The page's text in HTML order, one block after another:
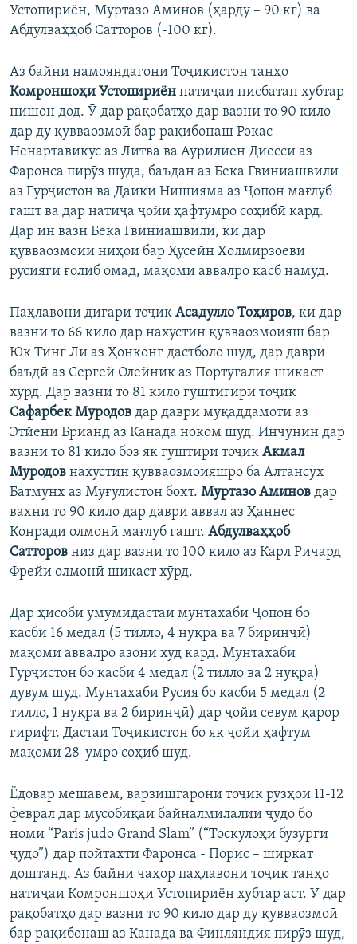
Устопириён, Муртазо Аминов (ҳарду – 90 кг) ва
Абдулваҳҳоб Сатторов (-100 кг).
Аз байни намояндагони Тоҷикистон танҳо
Комроншоҳи Устопириён натиҷаи нисбатан хубтар
нишон дод. Ӯ дар рақобатҳо дар вазни то 90 кило
дар ду қувваозмоӣ бар рақибонаш Рокас
Ненартавикус аз Литва ва Аурилиен Диесси аз
Фаронса пирӯз шуда, баъдан аз Бека Гвиниашвили
аз Гурҷистон ва Даики Нишияма аз Ҷопон мағлуб
гашт ва дар натиҷа ҷойи ҳафтумро соҳибӣ кард.
Дар ин вазн Бека Гвиниашвили, ки дар
қувваозмоии ниҳоӣ бар Ҳусейн Холмирзоеви
русиягӣ ғолиб омад, мақоми аввалро касб намуд.
Паҳлавони дигари тоҷик Асадулло Тоҳиров, ки дар
вазни то 66 кило дар нахустин қувваозмоияш бар
Юк Тинг Ли аз Ҳонконг дастболо шуд, дар даври
баъдӣ аз Сергей Олейник аз Португалия шикаст
хӯрд. Дар вазни то 81 кило гуштигири тоҷик
Сафарбек Муродов дар даври муқаддамотӣ аз
Этйени Брианд аз Канада ноком шуд. Инчунин дар
вазни то 81 кило боз як гуштири тоҷик Акмал
Муродов нахустин қувваозмоияшро ба Алтансух
Батмунх аз Муғулистон бохт. Муртазо Аминов дар
вахни то 90 кило дар даври аввал аз Ҳаннес
Конради олмонӣ мағлуб гашт. Абдулваҳҳоб
Сатторов низ дар вазни то 100 кило аз Карл Ричард
Фрейи олмонӣ шикаст хӯрд.
Дар ҳисоби умумидастаӣ мунтахаби Ҷопон бо
касби 16 медал (5 тилло, 4 нуқра ва 7 биринҷӣ)
мақоми аввалро азони худ кард. Мунтахаби
Гурҷистон бо касби 4 медал (2 тилло ва 2 нуқра)
дувум шуд. Мунтахаби Русия бо касби 5 медал (2
тилло, 1 нуқра ва 2 биринҷӣ) дар ҷойи севум қарор
гирифт. Дастаи Тоҷикистон бо як ҷойи ҳафтум
мақоми 28-умро соҳиб шуд.
Ёдовар мешавем, варзишгарони тоҷик рӯзҳои 11-12
феврал дар мусобиқаи байналмилалии ҷудо бо
номи “Paris judo Grand Slam” (“Тоскулоҳи бузурги
ҷудо”) дар пойтахти Фаронса - Порис – ширкат
доштанд. Аз байни чаҳор паҳлавони тоҷик танҳо
натиҷаи Комроншоҳи Устопириён хубтар аст. Ӯ дар
рақобатҳо дар вазни то 90 кило дар ду қувваозмоӣ
бар рақибонаш аз Канада ва Финляндия пирӯз шуд,